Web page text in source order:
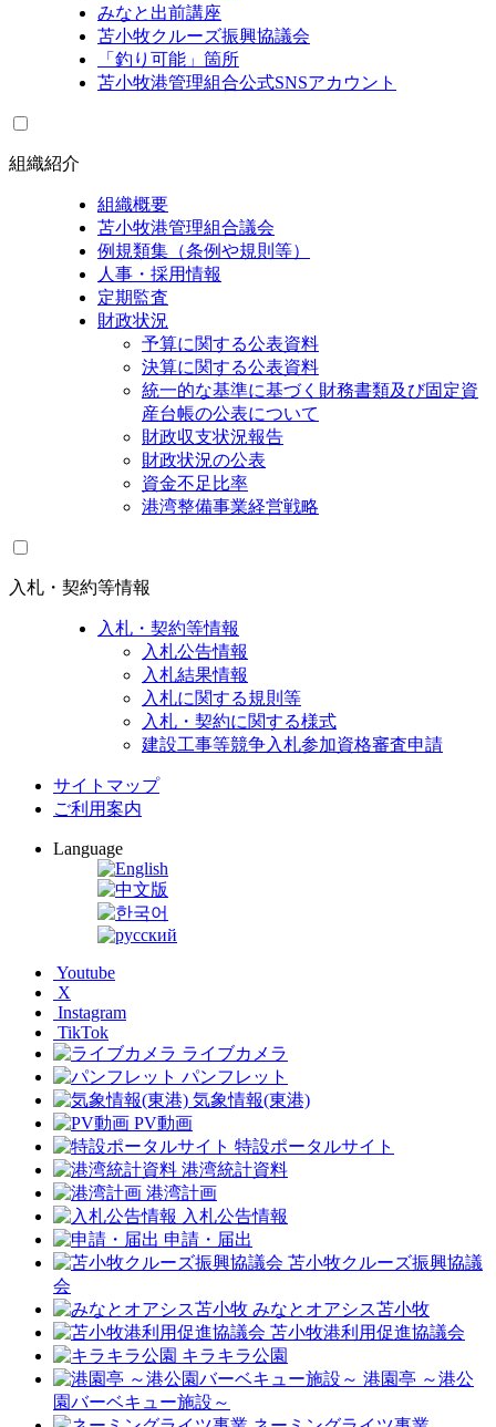
みなと出前講座
苫小牧クルーズ振興協議会
「釣り可能」箇所
苫小牧港管理組合公式SNSアカウント
組織紹介
組織概要
苫小牧港管理組合議会
例規類集（条例や規則等）
人事・採用情報
定期監査
財政状況
予算に関する公表資料
決算に関する公表資料
統一的な基準に基づく財務書類及び固定資
産台帳の公表について
財政収支状況報告
財政状況の公表
資金不足比率
港湾整備事業経営戦略
入札・契約等情報
入札・契約等情報
入札公告情報
入札結果情報
入札に関する規則等
入札・契約に関する様式
建設工事等競争入札参加資格審査申請
サイトマップ
ご利用案内
Language
Youtube
X
Instagram
TikTok
ライブカメラ
パンフレット
気象情報(東港)
PV動画
特設ポータルサイト
港湾統計資料
港湾計画
入札公告情報
申請・届出
苫小牧クルーズ振興協議
会
みなとオアシス苫小牧
苫小牧港利用促進協議会
キラキラ公園
港園亭 ～港公
園バーベキュー施設～